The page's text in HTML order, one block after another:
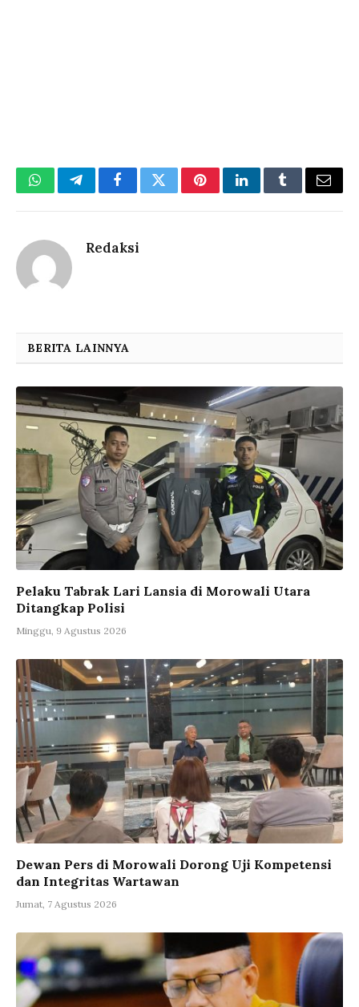
WhatsAppTelegramFacebookTwitterPinterestLinkedInTumblrEmail
Redaksi
BERITA LAINNYA
Pelaku Tabrak Lari Lansia di Morowali Utara
Ditangkap Polisi
Minggu, 9 Agustus 2026
Dewan Pers di Morowali Dorong Uji Kompetensi
dan Integritas Wartawan
Jumat, 7 Agustus 2026